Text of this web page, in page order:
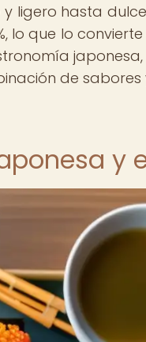
ligero hasta
lo que lo
de
y